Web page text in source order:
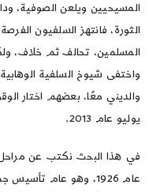
الثورة، فانتهز السلفيون
المسلمين، تحالف ثم خلاف،
واختفى شيوخ السلفية
يوليو عام 2013.
في هذا البحث نكتب عن مراحل
عام 1926، وهو عام